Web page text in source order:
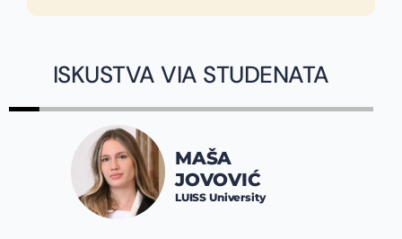
ISKUSTVA VIA STUDENATA
MAŠA
JOVOVIĆ
LUISS University